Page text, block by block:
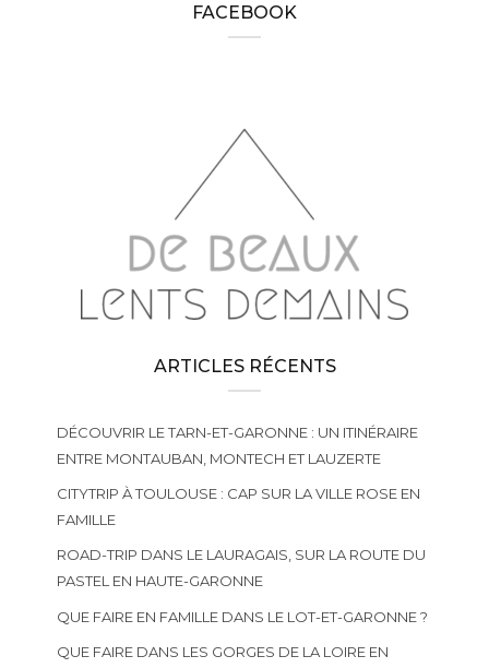
FACEBOOK
ARTICLES RÉCENTS
DÉCOUVRIR LE TARN-ET-GARONNE : UN ITINÉRAIRE
ENTRE MONTAUBAN, MONTECH ET LAUZERTE
CITYTRIP À TOULOUSE : CAP SUR LA VILLE ROSE EN
FAMILLE
ROAD-TRIP DANS LE LAURAGAIS, SUR LA ROUTE DU
PASTEL EN HAUTE-GARONNE
QUE FAIRE EN FAMILLE DANS LE LOT-ET-GARONNE ?
QUE FAIRE DANS LES GORGES DE LA LOIRE EN